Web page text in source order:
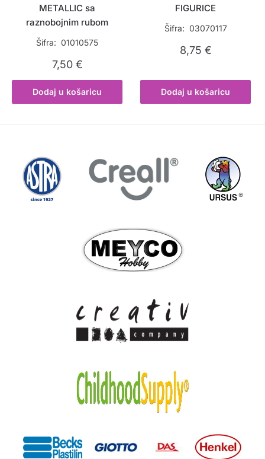
METALLIC sa
raznobojnim rubom
Šifra: 01010575
7,50 €
Dodaj u košaricu
FIGURICE
Šifra: 03070117
8,75 €
Dodaj u košaricu